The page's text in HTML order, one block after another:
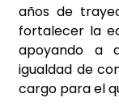
años de
fortalecer la
apoyando a
igualdad de
cargo para el